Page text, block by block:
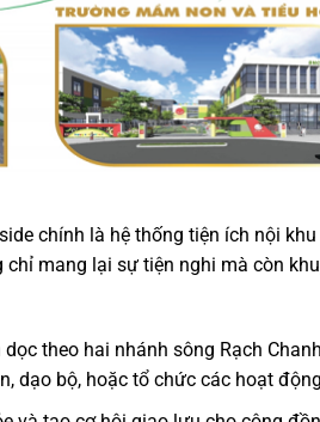
chính là hệ thống tiện ích nội
mang lại sự tiện nghi mà còn
theo hai nhánh sông Rạch
dạo bộ, hoặc tổ chức các hoạt